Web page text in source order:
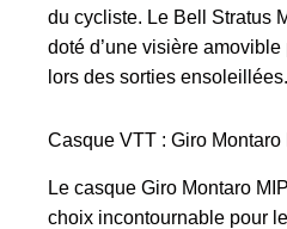
du cycliste. Le Bell Stratus
doté d’une visière amovible
lors des sorties ensoleillées.
Casque VTT : Giro Montaro
Le casque Giro Montaro
choix incontournable pour